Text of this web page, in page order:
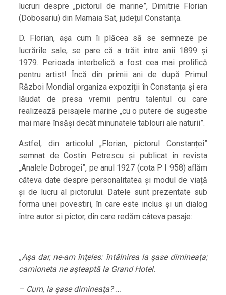
lucruri despre „pictorul de marine”, Dimitrie Florian
(Dobosariu) din Mamaia Sat, județul Constanța.
D. Florian, așa cum îi plăcea să se semneze pe
lucrările sale, se pare că a trăit între anii 1899 și
1979. Perioada interbelică a fost cea mai prolifică
pentru artist! Încă din primii ani de după Primul
Război Mondial organiza expoziții în Constanța și era
lăudat de presa vremii pentru talentul cu care
realizează peisajele marine „cu o putere de sugestie
mai mare însăși decât minunatele tablouri ale naturii”.
Astfel, din articolul „Florian, pictorul Constanței”
semnat de Costin Petrescu și publicat în revista
„Analele Dobrogei”, pe anul 1927 (cota P I 958) aflăm
câteva date despre personalitatea și modul de viață
și de lucru al pictorului. Datele sunt prezentate sub
forma unei povestiri, în care este inclus și un dialog
între autor si pictor, din care redăm câteva pasaje:
„Aşa dar, ne-am înţeles: întâlnirea la şase dimineaţa;
camioneta ne aşteaptă la Grand Hotel.
– Cum, la şase dimineaţa? …